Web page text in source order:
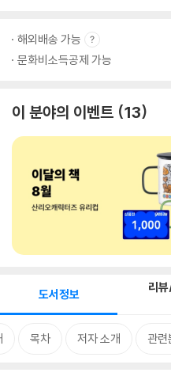
해외배송 가능
문화비소득공제 가능
이 분야의 이벤트 13
도서정보 리
목차 저자 소개 관련